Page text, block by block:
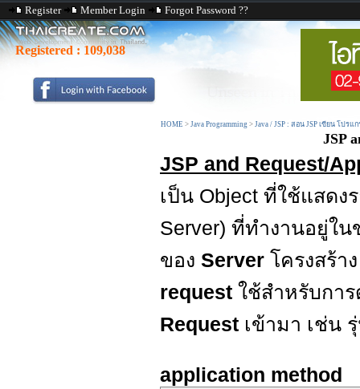
Register Member Login Forgot Password ??
Registered : 109,038
HOME > Java Programming > Java / JSP : สอน JSP เขียน โปรแ
JSP
JSP and Request/
เป็น Object ที่ใช้แสดง
Server) ที่ทำงานอยู่ใ
ของ Server โครงสร้า
request ใช้สำหรับการ
Request เข้ามา เช่น
application method